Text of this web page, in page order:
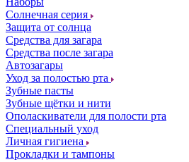
Солнечная серия
Защита от солнца
Средства для загара
Средства после загара
Автозагары
Уход за полостью рта
Зубные пасты
Зубные щётки и нити
Ополаскиватели для полости рта
Специальный уход
Личная гигиена
Прокладки и тампоны